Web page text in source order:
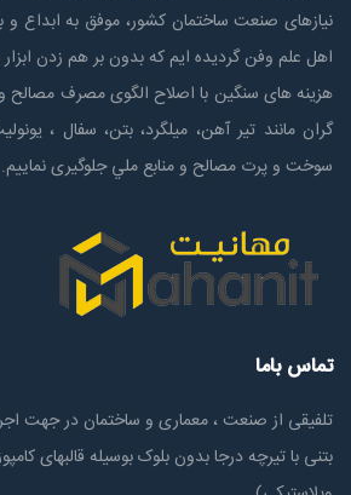
نیازهای صنعت ساختمان كشور، موفق به ابداع و
اهل علم وفن گردیده ایم که بدون بر هم زدن
هزینه های سنگین با اصلاح الگوی مصرف مصالح
گران مانند تیر آهن، میلگرد، بتن، سفال ،
سوخت و پرت مصالح و منابع ملي جلوگیری نماییم.
تماس باما
تلفیقی از صنعت ، معماری و ساختمان در جهت
بتنی با تیرچه درجا بدون بلوک بوسیله قالبهای